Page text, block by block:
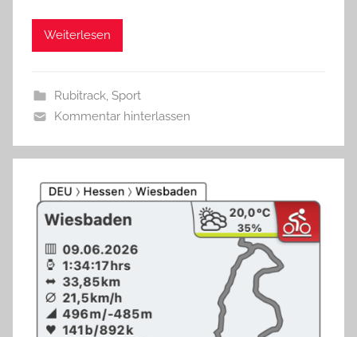
Weiterlesen
Rubitrack, Sport
Kommentar hinterlassen